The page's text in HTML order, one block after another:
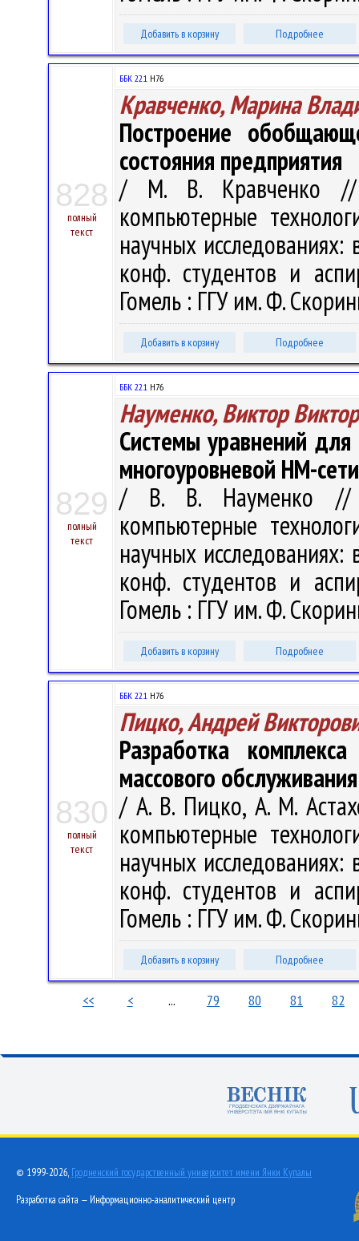
Добавить в корзину Подробнее
828
полный
текст
ББК 22.1 H76
Кравченко, Марина
Построение
состояния предприятия
/ М. В. Кравченко //
компьютерные
научных
конф. студентов и
Гомель : ГГУ им. Ф.
Добавить в корзину Подробнее
829
полный
текст
ББК 22.1 H76
Науменко, Виктор
Системы уравнений
многоуровневой HM-сети
/ В. В. Науменко //
компьютерные
научных
конф. студентов и
Гомель : ГГУ им. Ф.
Добавить в корзину Подробнее
830
полный
текст
ББК 22.1 H76
Пицко, Андрей
Разработка
массового
/ А. В. Пицко, А. М.
компьютерные
научных
конф. студентов и
Гомель : ГГУ им. Ф.
Добавить в корзину Подробнее
<< < ... 79 80 81 82
© 1999-2026, Гродненский государственный университет имени Янки Купалы
Разработка сайта — Информационно-аналитический центр